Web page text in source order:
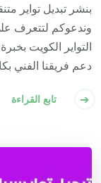
بنشر تبديل تواير
وندعوكم لتتعرف
التواير الكويت
دعم فريقنا الفني
تابع القراءة